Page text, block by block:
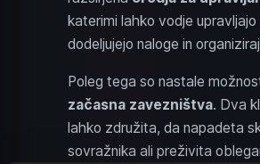
katerimi lahko vodje upravljajo
dodeljujejo naloge in
Poleg tega so nastale
začasna zavezništva. Dva
lahko združita, da napadeta
sovražnika ali preživita